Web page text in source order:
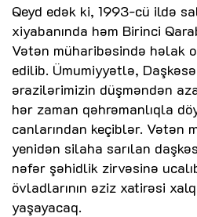
Qeyd edək ki, 1993-cü ildə
xiyabanında həm Birinci
Vətən müharibəsində həlak
edilib. Ümumiyyətlə,
ərazilərimizin düşməndən
hər zaman qəhrəmanlıqla
canlarından keçiblər. Vətən
yenidən silaha sarılan
nəfər şəhidlik zirvəsinə
övladlarının əziz xatirəsi
yaşayacaq.